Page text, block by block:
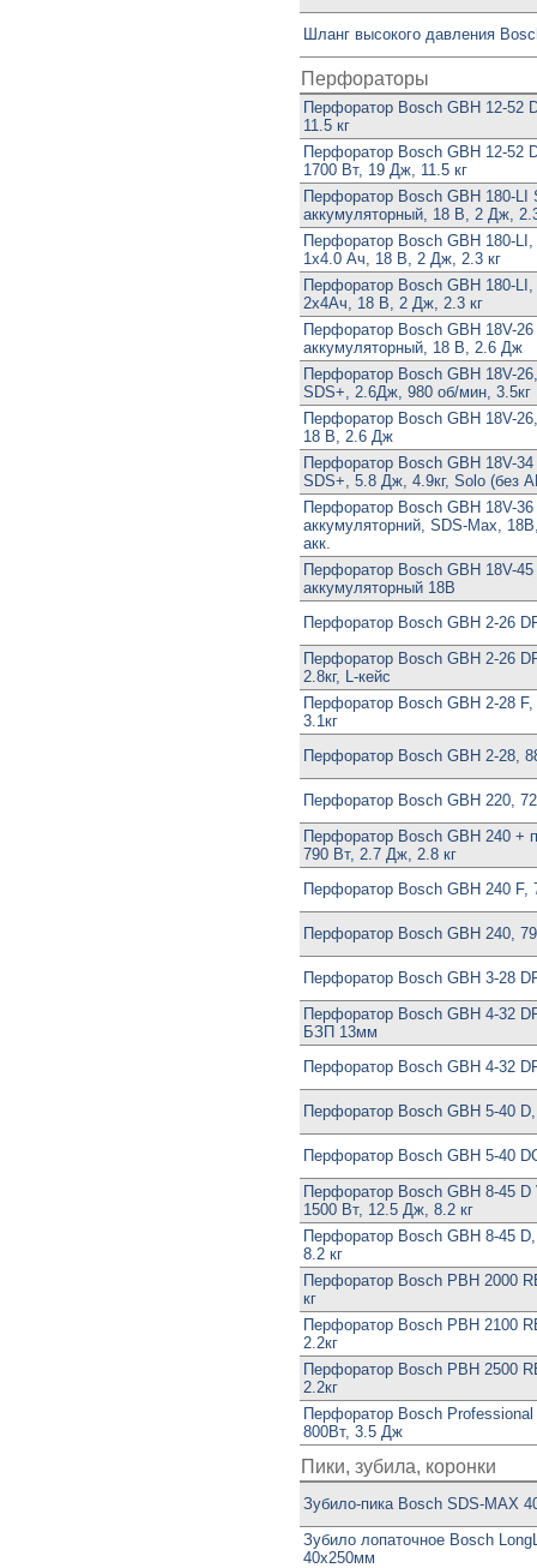
Шланг высокого давления
Перфораторы
Перфоратор Bosch GBH 12-52
11.5 кг
Перфоратор Bosch GBH 12-52
1700 Вт, 19 Дж, 11.5 кг
Перфоратор Bosch GBH 180-LI
аккумуляторный, 18 В, 2 Дж,
Перфоратор Bosch GBH 180-
1x4.0 Ач, 18 В, 2 Дж, 2.3 кг
Перфоратор Bosch GBH 180-
2х4Ач, 18 В, 2 Дж, 2.3 кг
Перфоратор Bosch GBH 18V-
аккумуляторный, 18 В, 2.6 Дж
Перфоратор Bosch GBH 18V-
SDS+, 2.6Дж, 980 об/мин, 3.5кг
Перфоратор Bosch GBH 18V-
18 В, 2.6 Дж
Перфоратор Bosch GBH 18V-
SDS+, 5.8 Дж, 4.9кг, Solo (без
Перфоратор Bosch GBH 18V-
аккумуляторний, SDS-Max,
акк.
Перфоратор Bosch GBH 18V-45
аккумуляторный 18В
Перфоратор Bosch GBH 2-26
Перфоратор Bosch GBH 2-26
2.8кг, L-кейс
Перфоратор Bosch GBH 2-28
3.1кг
Перфоратор Bosch GBH 2-28,
Перфоратор Bosch GBH 220,
Перфоратор Bosch GBH 240 +
790 Вт, 2.7 Дж, 2.8 кг
Перфоратор Bosch GBH 240 F,
Перфоратор Bosch GBH 240,
Перфоратор Bosch GBH 3-28
Перфоратор Bosch GBH 4-32
БЗП 13мм
Перфоратор Bosch GBH 4-32
Перфоратор Bosch GBH 5-40
Перфоратор Bosch GBH 5-40
Перфоратор Bosch GBH 8-45 D
1500 Вт, 12.5 Дж, 8.2 кг
Перфоратор Bosch GBH 8-45
8.2 кг
Перфоратор Bosch PBH 2000
кг
Перфоратор Bosch PBH 2100
2.2кг
Перфоратор Bosch PBH 2500
2.2кг
Перфоратор Bosch
800Вт, 3.5 Дж
Пики, зубила, коронки
Зубило-пика Bosch SDS-MAX
Зубило лопаточное Bosch
40x250мм